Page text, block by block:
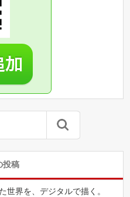
投稿
世界を、デジタルで描く。